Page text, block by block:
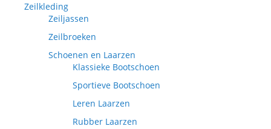
Zeilkleding
Zeiljassen
Zeilbroeken
Schoenen en Laarzen
Klassieke Bootschoen
Sportieve Bootschoen
Leren Laarzen
Rubber Laarzen